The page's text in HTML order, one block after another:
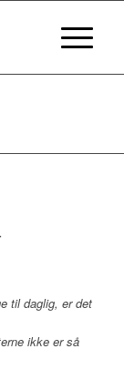
til daglig, er det
ikke er så